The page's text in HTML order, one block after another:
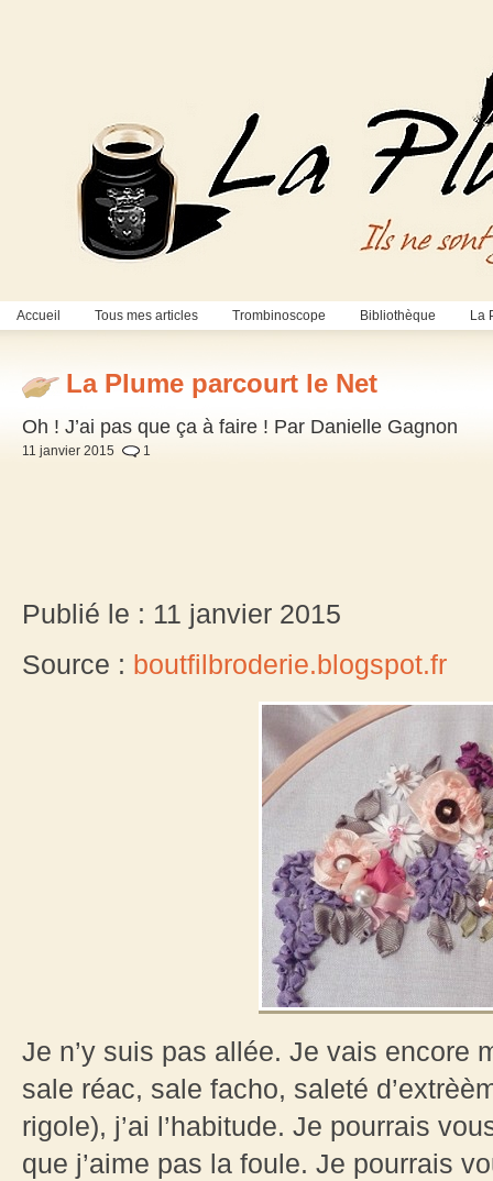
Accueil Tous mes articles Trombinoscope Bibliothèque La
La Plume parcourt le Net
Oh ! J’ai pas que ça à faire ! Par Danielle Gagnon
11 janvier 2015 1
Publié le : 11 janvier 2015
Source : boutfilbroderie.blogspot.fr
Je n’y suis pas allée. Je vais encore
sale réac, sale facho, saleté
rigole), j’ai l’habitude. Je pourrais
que j’aime pas la foule. Je pourrais